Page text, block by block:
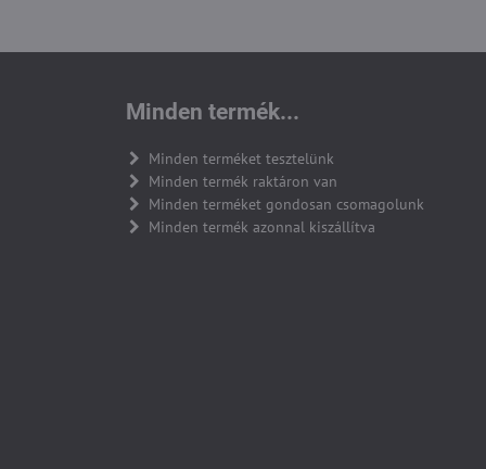
Minden termék...
Minden terméket tesztelünk
Minden termék raktáron van
Minden terméket gondosan csomagolunk
Minden termék azonnal kiszállítva